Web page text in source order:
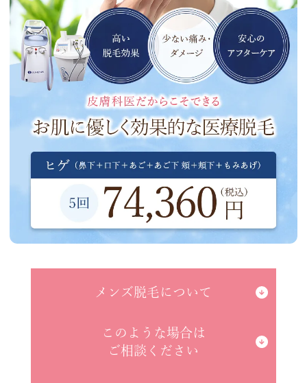
メンズ脱毛について
このような場合は
ご相談ください